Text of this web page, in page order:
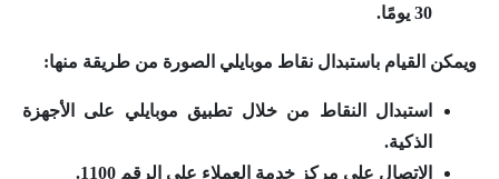
30 يومًا.
ويمكن القيام باستبدال نقاط موبايلي الصورة من طريقة منها:
استبدال النقاط من خلال تطبيق موبايلي على الأجهزة
الذكية.
الاتصال على مركز خدمة العملاء على الرقم 1100.